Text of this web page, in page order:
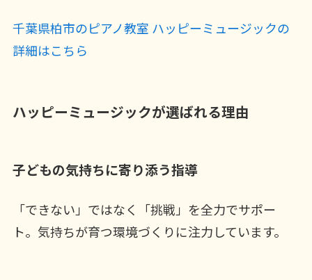
千葉県柏市のピアノ教室 ハッピーミュージックの
詳細はこちら
ハッピーミュージックが選ばれる理由
子どもの気持ちに寄り添う指導
「できない」ではなく「挑戦」を全力でサポー
ト。気持ちが育つ環境づくりに注力しています。